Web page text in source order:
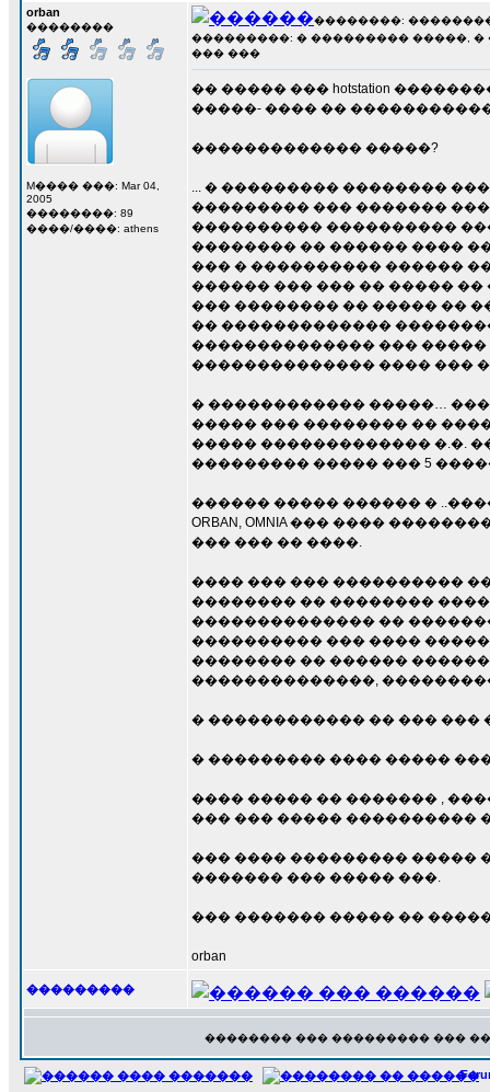
orban
��������
M���� ���: Mar 04,
2005
��������: 89
����/����: athens
��������: ���������
���������: � ��������� �����,
��� ���
�� ����� ��� hotstation
�����- ���� ��
������������� �����?
... � ��������� ��������
��������� ��� �������
���������� ����������
�������� �� ������ ����
��� � ���������� ������
������ ��� ��� �� �����
��� �������� �� ����� ��
�� �������������
�������������� ���
�������������� ���� ���
� ������������ �����…
����� ��� �������� ��
����� ������������� �.�.
��������� ����� ��� 5
������ ����� ������ �
ORBAN, OMNIA ��� ����
��� ��� �� ����.
���� ��� ��� ����������
�������� �� �������� ����
�������������� ��
���������� ��� ����
�������� �� ������
��������������,
� ������������ �� ��� ���
� ��������� ���� �����
���� ����� �� ������� ,
��� ��� ����� ����������
��� ���� ��������� �����
������� ��� ����� ���.
��� ������� ����� ��
orban
���������
�������� ��� ��������� ���